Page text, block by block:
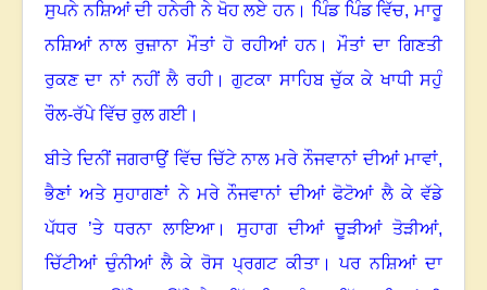
ਸੁਪਨੇ ਨਸ਼ਿਆਂ ਦੀ ਹਨੇਰੀ ਨੇ ਖੋਹ ਲਏ ਹਨ। ਪਿੰਡ ਪਿੰਡ ਵਿੱਚ,ਮਾਰੂ
ਨਸ਼ਿਆਂ ਨਾਲ ਰੁਜ਼ਾਨਾ ਮੌਤਾਂ ਹੋ ਰਹੀਆਂ ਹਨ। ਮੌਤਾਂ ਦਾ ਗਿਣਤੀ
ਰੁਕਣ ਦਾ ਨਾਂ ਨਹੀਂ ਲੈ ਰਹੀ। ਗੁਟਕਾ ਸਾਹਿਬ ਚੁੱਕ ਕੇ ਖਾਧੀ ਸਹੁੰ
ਰੌਲ-ਰੱਪੇ ਵਿੱਚ ਰੁਲ ਗਈ।
ਬੀਤੇ ਦਿਨੀਂ ਜਗਰਾਉਂ ਵਿੱਚ ਚਿੱਟੇ ਨਾਲ ਮਰੇ ਨੌਜਵਾਨਾਂ ਦੀਆਂ ਮਾਵਾਂ,
ਭੈਣਾਂ ਅਤੇ ਸੁਹਾਗਣਾਂ ਨੇ ਮਰੇ ਨੌਜਵਾਨਾਂ ਦੀਆਂ ਫੋਟੋਆਂ ਲੈ ਕੇ ਵੱਡੇ
ਪੱਧਰ ’ਤੇ ਧਰਨਾ ਲਾਇਆ। ਸੁਹਾਗ ਦੀਆਂ ਚੂੜੀਆਂ ਤੋੜੀਆਂ,
ਚਿੱਟੀਆਂ ਚੁੰਨੀਆਂ ਲੈ ਕੇ ਰੋਸ ਪ੍ਰਗਟ ਕੀਤਾ।ਪਰ ਨਸ਼ਿਆਂ ਦਾ